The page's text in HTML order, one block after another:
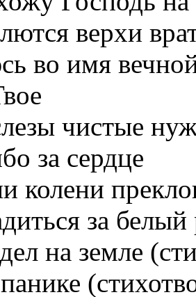
верхи
во имя
чистые
за сердце
колени
за
на земле